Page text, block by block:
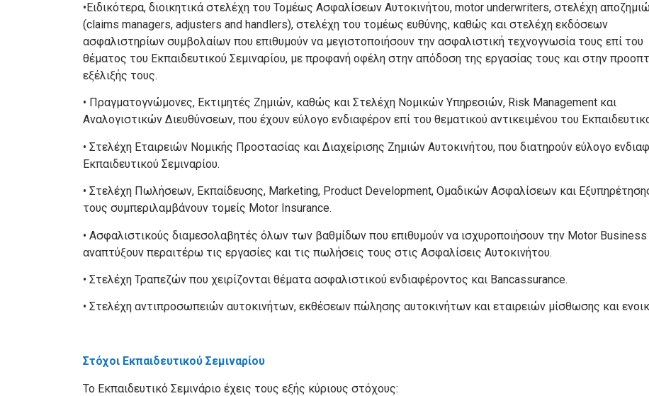
•Ειδικότερα, διοικητικά στελέχη του Τομέως Ασφαλίσεων Αυτοκινήτου, motor underwriters, στελέχη
(claims managers, adjusters and handlers), στελέχη του τομέως ευθύνης, καθώς και στελέχη εκδόσεων
ασφαλιστηρίων συμβολαίων που επιθυμούν να μεγιστοποιήσουν την ασφαλιστική τεχνογνωσία τους επί του
θέματος του Εκπαιδευτικού Σεμιναρίου, με προφανή οφέλη στην απόδοση της εργασίας τους και στην
εξέλιξής τους.
• Πραγματογνώμονες, Εκτιμητές Ζημιών, καθώς και Στελέχη Νομικών Υπηρεσιών, Risk Management και
Αναλογιστικών Διευθύνσεων, που έχουν εύλογο ενδιαφέρον επί του θεματικού αντικειμένου του
• Στελέχη Εταιρειών Νομικής Προστασίας και Διαχείρισης Ζημιών Αυτοκινήτου, που διατηρούν εύλογο
Εκπαιδευτικού Σεμιναρίου.
• Στελέχη Πωλήσεων, Εκπαίδευσης, Marketing, Product Development, Ομαδικών Ασφαλίσεων και
τους συμπεριλαμβάνουν τομείς Motor Insurance.
• Ασφαλιστικούς διαμεσολαβητές όλων των βαθμίδων που επιθυμούν να ισχυροποιήσουν την Motor
αναπτύξουν περαιτέρω τις εργασίες και τις πωλήσεις τους στις Ασφαλίσεις Αυτοκινήτου.
• Στελέχη Τραπεζών που χειρίζονται θέματα ασφαλιστικού ενδιαφέροντος και Bancassurance.
• Στελέχη αντιπροσωπειών αυτοκινήτων, εκθέσεων πώλησης αυτοκινήτων και εταιρειών μίσθωσης και
Στόχοι Εκπαιδευτικού Σεμιναρίου
Το Εκπαιδευτικό Σεμινάριο έχεις τους εξής κύριους στόχους: